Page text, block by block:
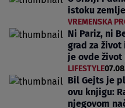
istoku
VREMENSKA
Ni Pariz, ni
grad za život
je ovde
LIFESTYLE
Bil Gejts je
ovu knjigu:
njegovom